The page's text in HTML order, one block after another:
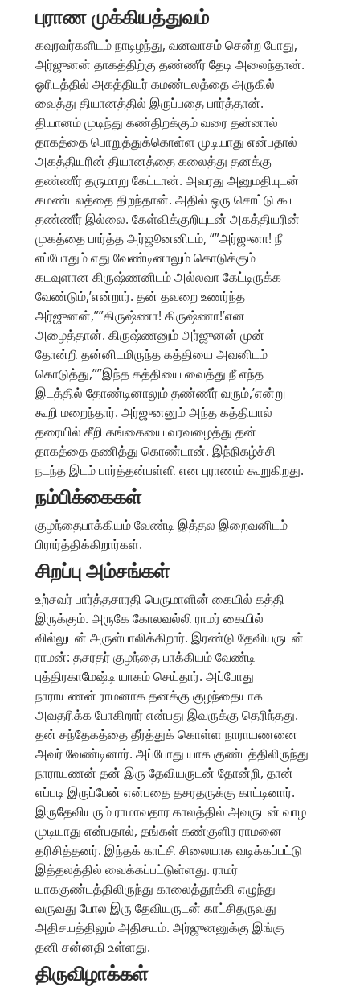
புராண முக்கியத்துவம்
கவுரவர்களிடம் நாடிழந்து, வனவாசம் சென்ற போது,
அர்ஜுனன் தாகத்திற்கு தண்ணீர் தேடி அலைந்தான்.
ஓரிடத்தில் அகத்தியர் கமண்டலத்தை அருகில்
வைத்து தியானத்தில் இருப்பதை பார்த்தான்.
தியானம் முடிந்து கண்திறக்கும் வரை தன்னால்
தாகத்தை பொறுத்துக்கொள்ள முடியாது என்பதால்
அகத்தியரின் தியானத்தை கலைத்து தனக்கு
தண்ணீர் தருமாறு கேட்டான். அவரது அனுமதியுடன்
கமண்டலத்தை திறந்தான். அதில் ஒரு சொட்டு கூட
தண்ணீர் இல்லை. கேள்விக்குறியுடன் அகத்தியரின்
முகத்தை பார்த்த அர்ஜூனனிடம், “”அர்ஜுனா! நீ
எப்போதும் எது வேண்டினாலும் கொடுக்கும்
கடவுளான கிருஷ்ணனிடம் அல்லவா கேட்டிருக்க
வேண்டும்,’என்றார். தன் தவறை உணர்ந்த
அர்ஜுனன்,””கிருஷ்ணா! கிருஷ்ணா!’என
அழைத்தான். கிருஷ்ணனும் அர்ஜுனன் முன்
தோன்றி தன்னிடமிருந்த கத்தியை அவனிடம்
கொடுத்து,””இந்த கத்தியை வைத்து நீ எந்த
இடத்தில் தோண்டினாலும் தண்ணீர் வரும்,’என்று
கூறி மறைந்தார். அர்ஜுனனும் அந்த கத்தியால்
தரையில் கீறி கங்கையை வரவழைத்து தன்
தாகத்தை தணித்து கொண்டான். இந்நிகழ்ச்சி
நடந்த இடம் பார்த்தன்பள்ளி என புராணம் கூறுகிறது.
நம்பிக்கைகள்
குழந்தைபாக்கியம் வேண்டி இத்தல இறைவனிடம்
பிரார்த்திக்கிறார்கள்.
சிறப்பு அம்சங்கள்
உற்சவர் பார்த்தசாரதி பெருமாளின் கையில் கத்தி
இருக்கும். அருகே கோலவல்லி ராமர் கையில்
வில்லுடன் அருள்பாலிக்கிறார். இரண்டு தேவியருடன்
ராமன்: தசரதர் குழந்தை பாக்கியம் வேண்டி
புத்திரகாமேஷ்டி யாகம் செய்தார். அப்போது
நாராயணன் ராமனாக தனக்கு குழந்தையாக
அவதரிக்க போகிறார் என்பது இவருக்கு தெரிந்தது.
தன் சந்தேகத்தை தீர்த்துக் கொள்ள நாராயணனை
அவர் வேண்டினார். அப்போது யாக குண்டத்திலிருந்து
நாராயணன் தன் இரு தேவியருடன் தோன்றி, தான்
எப்படி இருப்பேன் என்பதை தசரதருக்கு காட்டினார்.
இருதேவியரும் ராமாவதார காலத்தில் அவருடன் வாழ
முடியாது என்பதால், தங்கள் கண்குளிர ராமனை
தரிசித்தனர். இந்தக் காட்சி சிலையாக வடிக்கப்பட்டு
இத்தலத்தில் வைக்கப்பட்டுள்ளது. ராமர்
யாககுண்டத்திலிருந்து காலைத்தூக்கி எழுந்து
வருவது போல இரு தேவியருடன் காட்சிதருவது
அதிசயத்திலும் அதிசயம். அர்ஜுனனுக்கு இங்கு
தனி சன்னதி உள்ளது.
திருவிழாக்கள்